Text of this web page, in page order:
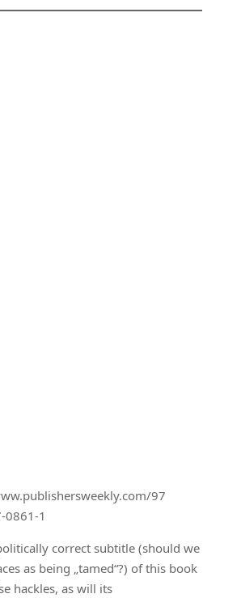
97
0861-1
correct subtitle (should we
as being „tamed“?) of this book
hackles, as will its